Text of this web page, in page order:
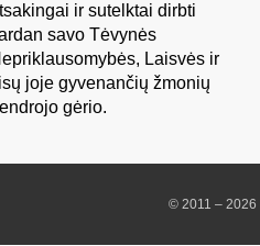
ir sutelktai dirbti
savo Tėvynės
Laisvės ir
joje gyvenančių žmonių
gėrio.
© 2011 – 2026 |